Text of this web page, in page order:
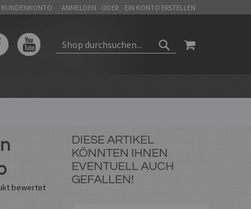
KUNDENKONTO ANMELDEN EIN KONTO ERSTELLEN
WARENKORB
SUCHEN
bewertet
DIESE ARTIKEL
KÖNNTEN IHNEN
EVENTUELL AUCH
GEFALLEN!